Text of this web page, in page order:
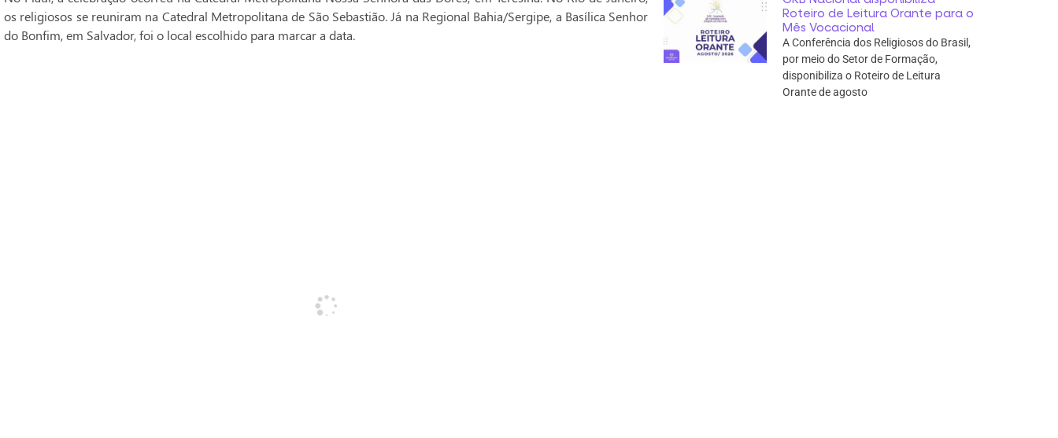
os religiosos se reuniram na Catedral Metropolitana de São Sebastião. Já na Regional Bahia/Sergipe, a Basílica Senhor
do Bonfim, em Salvador, foi o local escolhido para marcar a data.
Roteiro de Leitura Orante para o
Mês Vocacional
A Conferência dos Religiosos do Brasil,
por meio do Setor de Formação,
disponibiliza o Roteiro de Leitura
Orante de agosto